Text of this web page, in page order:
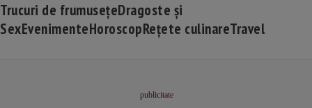
Trucuri de frumusețeDragoste și
SexEvenimenteHoroscopRețete culinareTravel